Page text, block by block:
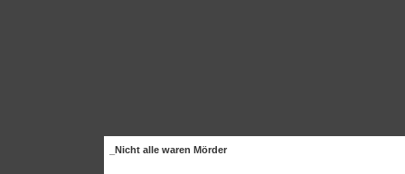
_Nicht alle waren Mörder